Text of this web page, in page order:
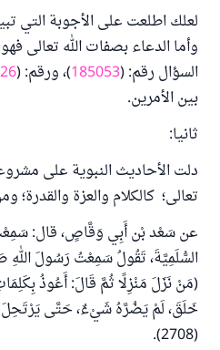
لعلك اطلعت على الأجوبة التي
وأما الدعاء بصفات الله تعالى
السؤال رقم: (185053)، ورقم: (
بين الأمرين.
ثانيا:
دلت الأحاديث النبوية على
تعالى؛ كالكلام والعزة والقدرة؛
عن سَعْد بْن أَبِي وَقَّاصٍ، قال:
السُّلَمِيَّةَ، تَقُولُ سَمِعْتُ رَسُولَ اللهِ
(مَنْ نَزَلَ مَنْزِلًا ثُمَّ قَالَ: أَعُوذُ
خَلَقَ، لَمْ يَضُرَّهُ شَيْءٌ، حَتَّى يَرْتَحِلَ
(2708).